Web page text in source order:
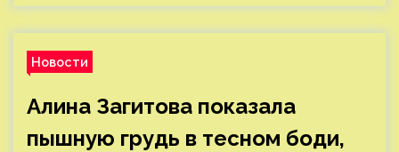
Новости
Алина Загитова показала
пышную грудь в тесном боди,